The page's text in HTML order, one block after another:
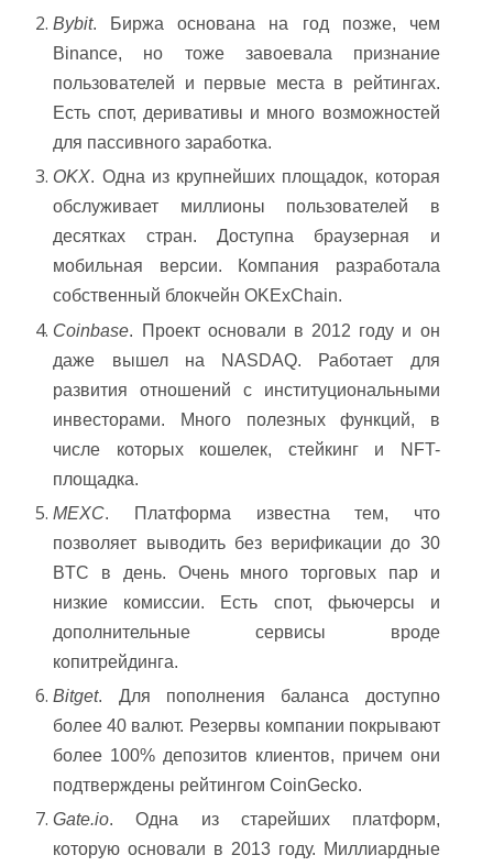
Bybit. Биржа основана на год позже, чем
Binance, но тоже завоевала признание
пользователей и первые места в рейтингах.
Есть спот, деривативы и много возможностей
для пассивного заработка.
OKX. Одна из крупнейших площадок, которая
обслуживает миллионы пользователей в
десятках стран. Доступна браузерная и
мобильная версии. Компания разработала
собственный блокчейн OKExChain.
Coinbase. Проект основали в 2012 году и он
даже вышел на NASDAQ. Работает для
развития отношений с институциональными
инвесторами. Много полезных функций, в
числе которых кошелек, стейкинг и NFT-
площадка.
MEXC. Платформа известна тем, что
позволяет выводить без верификации до 30
BTC в день. Очень много торговых пар и
низкие комиссии. Есть спот, фьючерсы и
дополнительные сервисы вроде
копитрейдинга.
Bitget. Для пополнения баланса доступно
более 40 валют. Резервы компании покрывают
более 100% депозитов клиентов, причем они
подтверждены рейтингом CoinGecko.
Gate.io. Одна из старейших платформ,
которую основали в 2013 году. Миллиардные